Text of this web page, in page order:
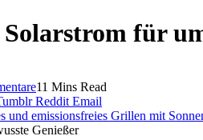
für
11 Mins Read
Reddit Email
Genießer